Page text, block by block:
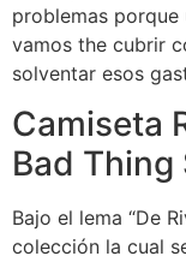
problemas
vamos the cubrir
solventar esos
Camiseta
Bad Thing
Bajo el lema “De
colección la cual